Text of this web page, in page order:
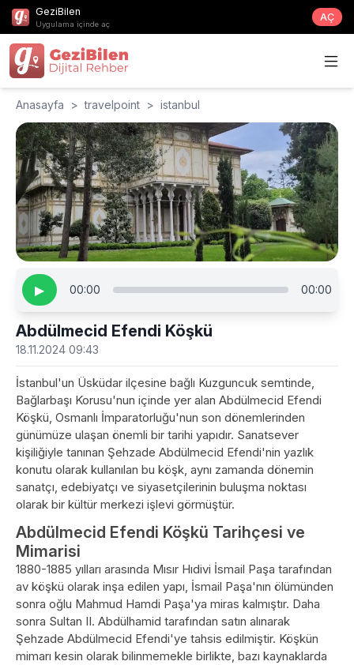
GeziBilen
Uygulama içinde aç
AÇ
Anasayfa > travelpoint > istanbul
▶ 00:00 00:00
Abdülmecid Efendi Köşkü
18.11.2024 09:43
İstanbul'un Üsküdar ilçesine bağlı Kuzguncuk semtinde,
Bağlarbaşı Korusu'nun içinde yer alan Abdülmecid Efendi
Köşkü, Osmanlı İmparatorluğu'nun son dönemlerinden
günümüze ulaşan önemli bir tarihi yapıdır. Sanatsever
kişiliğiyle tanınan Şehzade Abdülmecid Efendi'nin yazlık
konutu olarak kullanılan bu köşk, aynı zamanda dönemin
sanatçı, edebiyatçı ve siyasetçilerinin buluşma noktası
olarak bir kültür merkezi işlevi görmüştür.
Abdülmecid Efendi Köşkü Tarihçesi ve
Mimarisi
1880-1885 yılları arasında Mısır Hıdivi İsmail Paşa tarafından
av köşkü olarak inşa edilen yapı, İsmail Paşa'nın ölümünden
sonra oğlu Mahmud Hamdi Paşa'ya miras kalmıştır. Daha
sonra Sultan II. Abdülhamid tarafından satın alınarak
Şehzade Abdülmecid Efendi'ye tahsis edilmiştir. Köşkün
mimarı kesin olarak bilinmemekle birlikte, bazı kaynaklarda